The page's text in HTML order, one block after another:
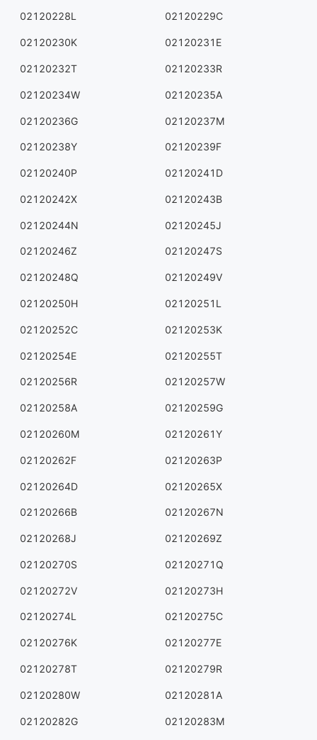
02120228L 02120229C
02120230K 02120231E
02120232T 02120233R
02120234W 02120235A
02120236G 02120237M
02120238Y 02120239F
02120240P 02120241D
02120242X 02120243B
02120244N 02120245J
02120246Z 02120247S
02120248Q 02120249V
02120250H 02120251L
02120252C 02120253K
02120254E 02120255T
02120256R 02120257W
02120258A 02120259G
02120260M 02120261Y
02120262F 02120263P
02120264D 02120265X
02120266B 02120267N
02120268J 02120269Z
02120270S 02120271Q
02120272V 02120273H
02120274L 02120275C
02120276K 02120277E
02120278T 02120279R
02120280W 02120281A
02120282G 02120283M